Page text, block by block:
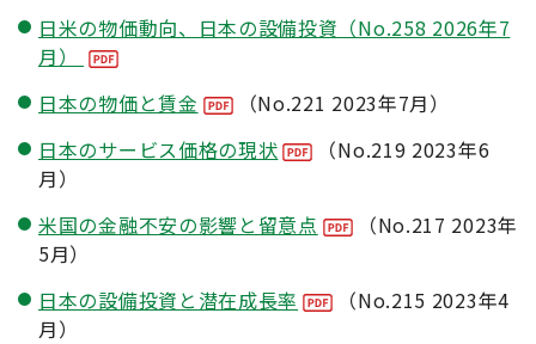
日米の物価動向、日本の設備投資（No.258 2026年7
月）
日本の物価と賃金
（No.221 2023年7月）
日本のサービス価格の現状
（No.219 2023年6
月）
米国の金融不安の影響と留意点
（No.217 2023年
5月）
日本の設備投資と潜在成長率
（No.215 2023年4
月）